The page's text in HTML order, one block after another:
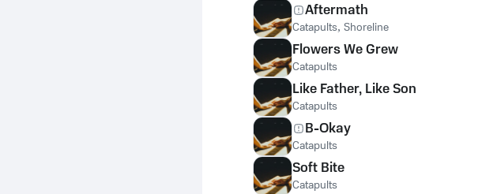
Aftermath
Catapults, Shoreline
Flowers We Grew
Catapults
Like Father, Like Son
Catapults
B-Okay
Catapults
Soft Bite
Catapults